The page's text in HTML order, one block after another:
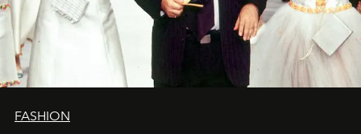
FASHION